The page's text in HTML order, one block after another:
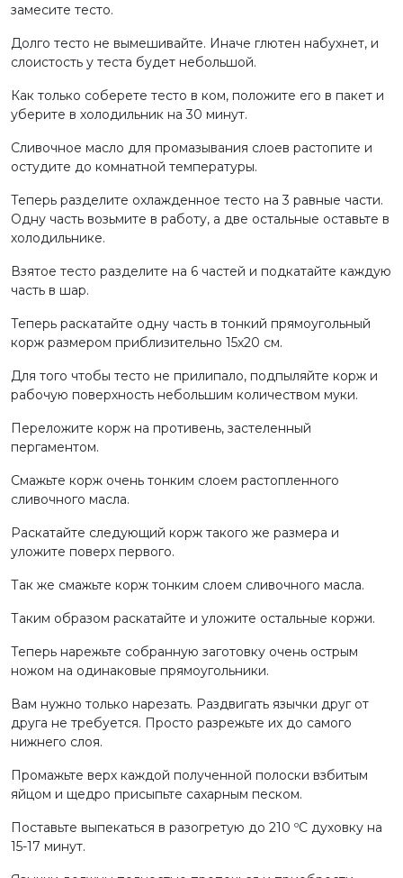
замесите тесто.
Долго тесто не вымешивайте. Иначе глютен набухнет, и
слоистость у теста будет небольшой.
Как только соберете тесто в ком, положите его в пакет и
уберите в холодильник на 30 минут.
Сливочное масло для промазывания слоев растопите и
остудите до комнатной температуры.
Теперь разделите охлажденное тесто на 3 равные части.
Одну часть возьмите в работу, а две остальные оставьте в
холодильнике.
Взятое тесто разделите на 6 частей и подкатайте каждую
часть в шар.
Теперь раскатайте одну часть в тонкий прямоугольный
корж размером приблизительно 15х20 см.
Для того чтобы тесто не прилипало, подпыляйте корж и
рабочую поверхность небольшим количеством муки.
Переложите корж на противень, застеленный
пергаментом.
Смажьте корж очень тонким слоем растопленного
сливочного масла.
Раскатайте следующий корж такого же размера и
уложите поверх первого.
Так же смажьте корж тонким слоем сливочного масла.
Таким образом раскатайте и уложите остальные коржи.
Теперь нарежьте собранную заготовку очень острым
ножом на одинаковые прямоугольники.
Вам нужно только нарезать. Раздвигать язычки друг от
друга не требуется. Просто разрежьте их до самого
нижнего слоя.
Промажьте верх каждой полученной полоски взбитым
яйцом и щедро присыпьте сахарным песком.
Поставьте выпекаться в разогретую до 210 ºС духовку на
15-17 минут.